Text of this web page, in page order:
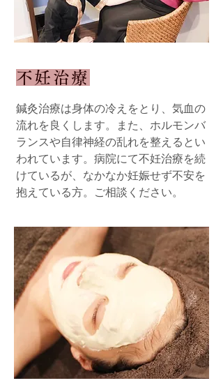
不妊治療
鍼灸治療は身体の冷えをとり、気血の
流れを良くします。また、ホルモンバ
ランスや自律神経の乱れを整えるとい
われています。病院にて不妊治療を続
けているが、なかなか妊娠せず不安を
抱えている方。ご相談ください。